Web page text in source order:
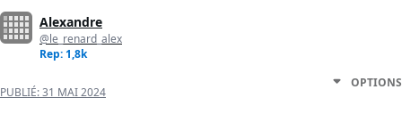
Alexandre
@le_renard_alex
Rep: 1,8k
PUBLIÉ:31 MAI 2024
OPTIONS